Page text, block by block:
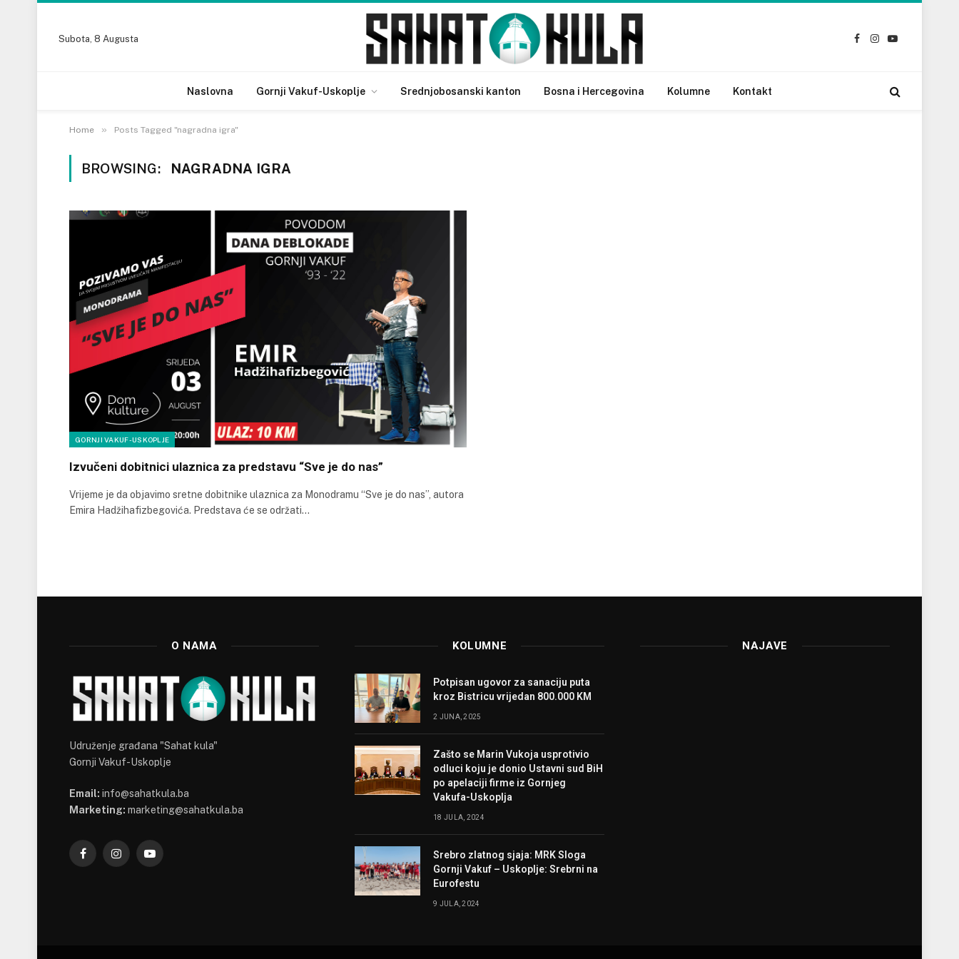
Subota, 8 Augusta
Facebook
Instagram
YouTube
Naslovna Gornji Vakuf-Uskoplje Srednjobosanski kanton Bosna i Hercegovina Kolumne Kontakt
Home » Posts Tagged "nagradna igra"
BROWSING: NAGRADNA IGRA
GORNJI VAKUF-USKOPLJE
Izvučeni dobitnici ulaznica za predstavu “Sve je do nas”
Vrijeme je da objavimo sretne dobitnike ulaznica za Monodramu “Sve je do nas”, autora
Emira Hadžihafizbegovića. Predstava će se održati…
O NAMA
Udruženje građana "Sahat kula"
Gornji Vakuf-Uskoplje
Email: info@sahatkula.ba
Marketing: marketing@sahatkula.ba
FacebookInstagramYouTube
KOLUMNE
Potpisan ugovor za sanaciju puta
kroz Bistricu vrijedan 800.000 KM
2 JUNA, 2025
Zašto se Marin Vukoja usprotivio
odluci koju je donio Ustavni sud BiH
po apelaciji firme iz Gornjeg
Vakufa-Uskoplja
18 JULA, 2024
Srebro zlatnog sjaja: MRK Sloga
Gornji Vakuf – Uskoplje: Srebrni na
Eurofestu
9 JULA, 2024
NAJAVE